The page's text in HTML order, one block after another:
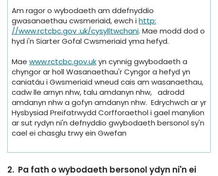
Am ragor o wybodaeth am ddefnyddio
gwasanaethau cwsmeriaid, ewch ihttp:
//www.rctcbc.gov .uk/cysylltwchani. Mae modd dod o
hyd i'n Siarter Gofal Cwsmeriaid yma hefyd.
Mae www.rctcbc.gov.ukyn cynnig gwybodaeth a
chyngor ar holl Wasanaethau'r Cyngor a hefyd yn
caniatáu i Gwsmeriaid wneud cais am wasanaethau,
cadw lle arnyn nhw, talu amdanyn nhw, adrodd
amdanyn nhw a gofyn amdanyn nhw. Edrychwch ar yr
Hysbysiad Preifatrwydd Corfforaethol i gael manylion
ar sut rydyn ni'n defnyddio gwybodaeth bersonol sy'n
cael ei chasglu trwy ein Gwefan
2. Pa fath o wybodaeth bersonol ydyn ni'n ei